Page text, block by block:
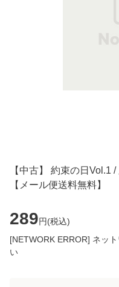
【中古】 約束の日Vol.1
【メール便送料無料】
289円(税込)
[NETWORK ERROR] ネッ
い